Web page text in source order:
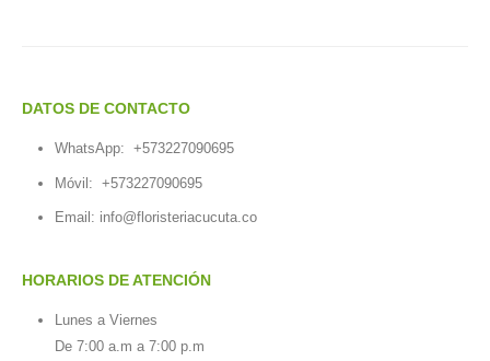
DATOS DE CONTACTO
WhatsApp: +573227090695
Móvil: +573227090695
Email: info@floristeriacucuta.co
HORARIOS DE ATENCIÓN
Lunes a Viernes
De 7:00 a.m a 7:00 p.m